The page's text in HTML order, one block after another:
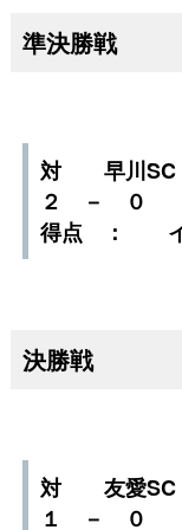
準決勝戦 ８
対 早川SC
２ － ０
得点 ： イ
決勝戦
対 友愛SC
１ － ０